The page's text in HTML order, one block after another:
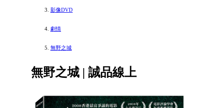
影像DVD
劇情
無野之城
無野之城 | 誠品線上